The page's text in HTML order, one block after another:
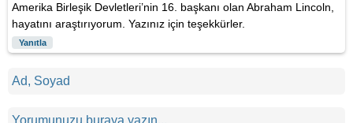
Amerika Birleşik Devletleri’nin 16. başkanı olan Abraham Lincoln,
hayatını araştırıyorum. Yazınız için teşekkürler.
Yanıtla